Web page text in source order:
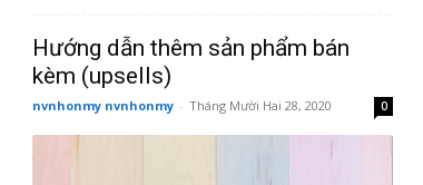
Hướng dẫn thêm sản phẩm bán
kèm (upsells)
nvnhonmy nvnhonmy - Tháng Mười Hai 28, 2020 0